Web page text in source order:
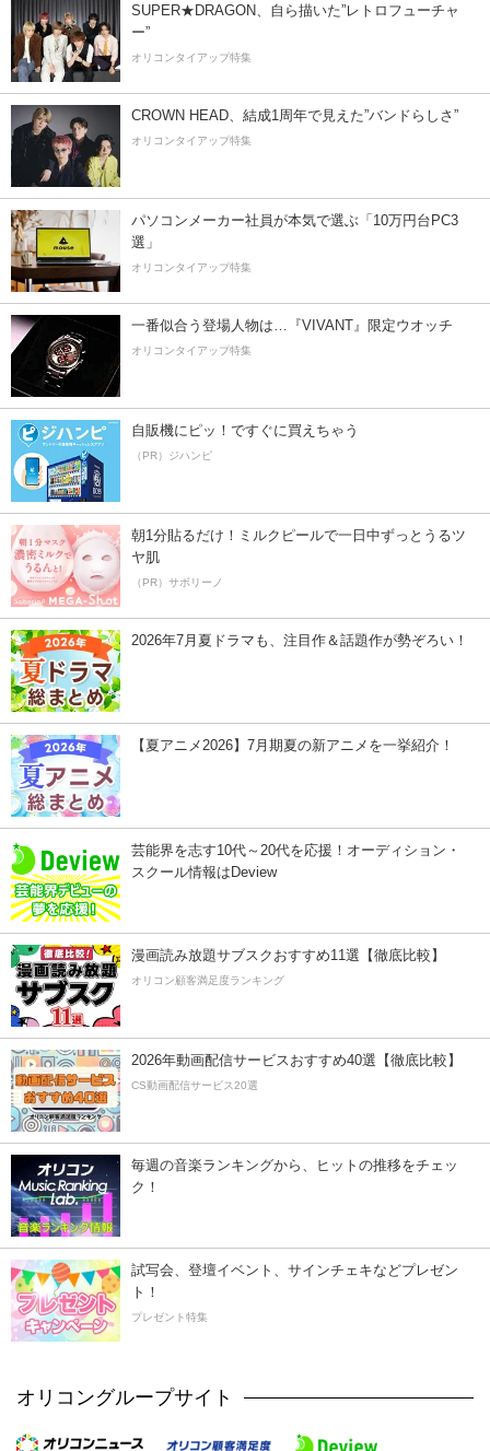
SUPER★DRAGON、自ら描いた”レトロフューチャ
ー”
オリコンタイアップ特集
CROWN HEAD、結成1周年で見えた”バンドらしさ”
オリコンタイアップ特集
パソコンメーカー社員が本気で選ぶ「10万円台PC3
選」
オリコンタイアップ特集
一番似合う登場人物は…『VIVANT』限定ウオッチ
オリコンタイアップ特集
自販機にピッ！ですぐに買えちゃう
（PR）ジハンピ
朝1分貼るだけ！ミルクピールで一日中ずっとうるツ
ヤ肌
（PR）サボリーノ
2026年7月夏ドラマも、注目作＆話題作が勢ぞろい！
【夏アニメ2026】7月期夏の新アニメを一挙紹介！
芸能界を志す10代～20代を応援！オーディション・
スクール情報はDeview
漫画読み放題サブスクおすすめ11選【徹底比較】
オリコン顧客満足度ランキング
2026年動画配信サービスおすすめ40選【徹底比較】
CS動画配信サービス20選
毎週の音楽ランキングから、ヒットの推移をチェッ
ク！
試写会、登壇イベント、サインチェキなどプレゼン
ト！
プレゼント特集
オリコングループサイト